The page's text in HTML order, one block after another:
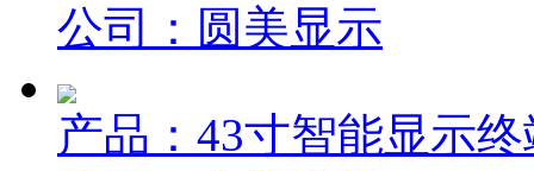
公司：圆美显示
产品：43寸智能显示